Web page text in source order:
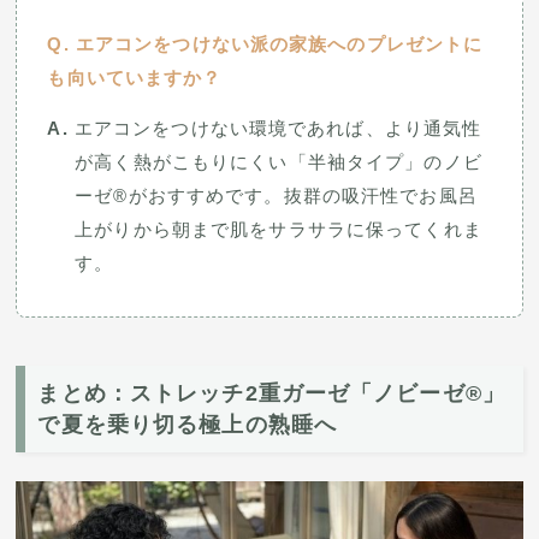
エアコンをつけない派の家族へのプレゼントに
も向いていますか？
エアコンをつけない環境であれば、より通気性
が高く熱がこもりにくい「半袖タイプ」のノビ
ーゼ®がおすすめです。抜群の吸汗性でお風呂
上がりから朝まで肌をサラサラに保ってくれま
す。
まとめ：ストレッチ2重ガーゼ「ノビーゼ®」
で夏を乗り切る極上の熟睡へ